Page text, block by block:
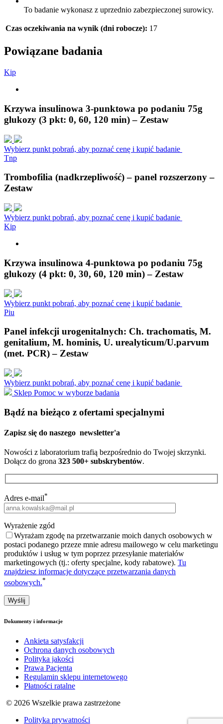
To badanie wykonasz z uprzednio zabezpieczonej surowicy.
Czas oczekiwania na wynik (dni robocze): 17
Powiązane badania
Kip
Krzywa insulinowa 3-punktowa po podaniu 75g
glukozy (3 pkt: 0, 60, 120 min) – Zestaw
Wybierz punkt pobrań, aby poznać cenę i kupić badanie
Tnp
Trombofilia (nadkrzepliwość) – panel rozszerzony –
Zestaw
Wybierz punkt pobrań, aby poznać cenę i kupić badanie
Kip
Krzywa insulinowa 4-punktowa po podaniu 75g
glukozy (4 pkt: 0, 30, 60, 120 min) – Zestaw
Wybierz punkt pobrań, aby poznać cenę i kupić badanie
Piu
Panel infekcji urogenitalnych: Ch. trachomatis, M.
genitalium, M. hominis, U. urealyticum/U.parvum
(met. PCR) – Zestaw
Wybierz punkt pobrań, aby poznać cenę i kupić badanie
Sklep Pomoc w wyborze badania
Bądź na bieżąco z ofertami specjalnymi
Zapisz się do naszego newsletter'a
Nowości z laboratorium trafią bezpośrednio do Twojej skrzynki.
Dołącz do grona 323 500+ subskrybentów.
Adres e-mail*
Wyrażenie zgód
Wyrażam zgodę na przetwarzanie moich danych osobowych w
postaci podanego przeze mnie adresu mailowego w celu marketingu
produktów i usług w tym poprzez przesyłanie materiałów
marketingowych (tj.: oferty specjalne, kody rabatowe). Tu
znajdziesz informacje dotyczące przetwarzania danych
osobowych.*
Dokumenty i informacje
Ankieta satysfakcji
Ochrona danych osobowych
Polityka jakości
Prawa Pacjenta
Regulamin sklepu internetowego
Płatności ratalne
© 2026 Wszelkie prawa zastrzeżone
Polityka prywatności